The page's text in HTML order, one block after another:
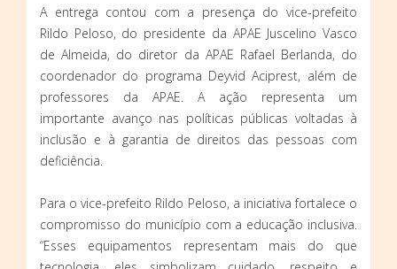
A entrega contou com a presença do vice-prefeito
Rildo Peloso, do presidente da APAE Juscelino Vasco
de Almeida, do diretor da APAE Rafael Berlanda, do
coordenador do programa Deyvid Aciprest, além de
professores da APAE. A ação representa um
importante avanço nas políticas públicas voltadas à
inclusão e à garantia de direitos das pessoas com
deficiência.
Para o vice-prefeito Rildo Peloso, a iniciativa fortalece o
compromisso do município com a educação inclusiva.
“Esses equipamentos representam mais do que